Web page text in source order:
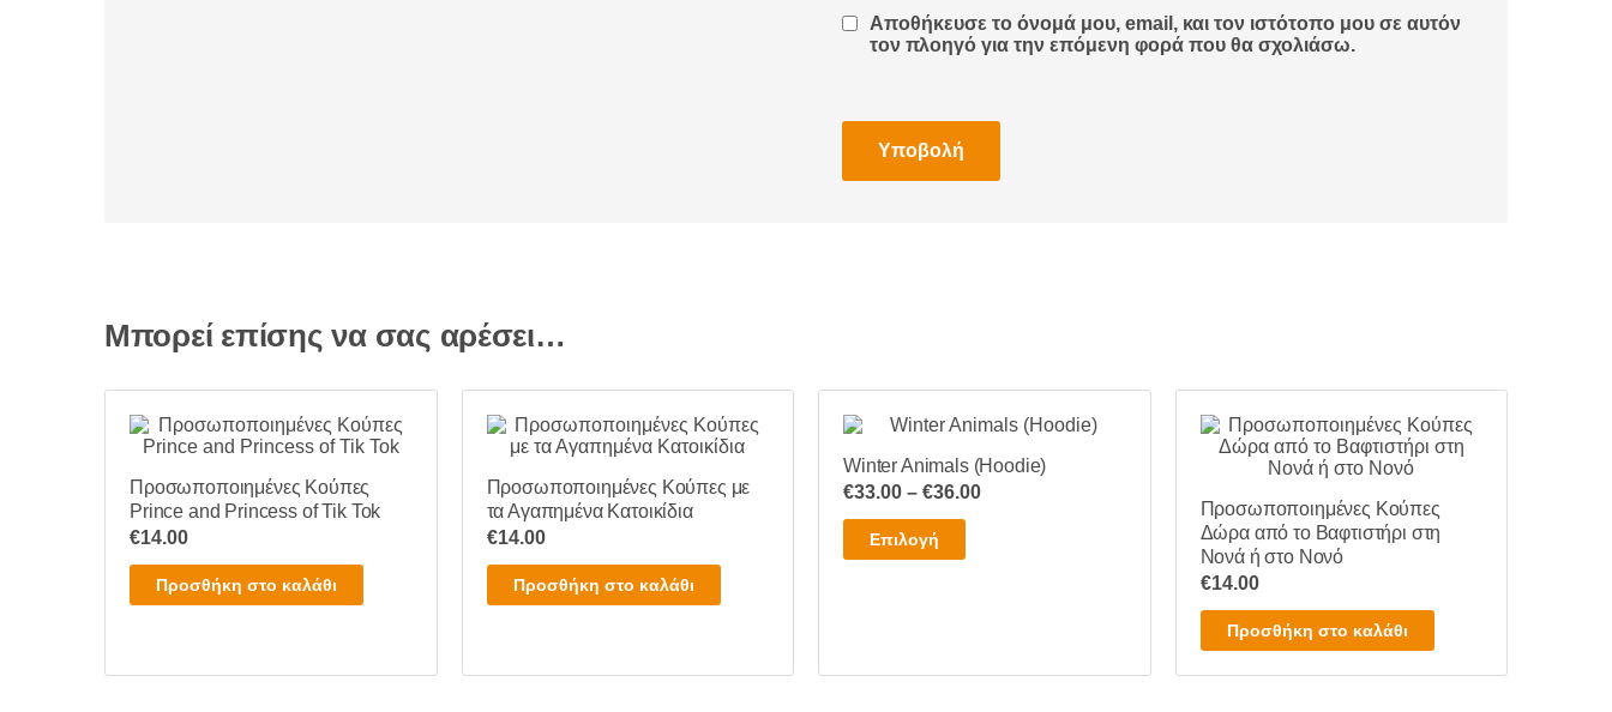
Αποθήκευσε το όνομά μου, email, και τον ιστότοπο μου σε αυτόν
τον πλοηγό για την επόμενη φορά που θα σχολιάσω.
Μπορεί επίσης να σας αρέσει…
Προσωποποιημένες Κούπες
Prince and Princess of Tik Tok
€14.00
Προσθήκη στο καλάθι
Προσωποποιημένες Κούπες με
τα Αγαπημένα Κατοικίδια
€14.00
Προσθήκη στο καλάθι
Winter Animals (Hoodie)
€33.00 – €36.00Price
Επιλογή
το
παραλλαγές.
Προσωποποιημένες Κούπες
Δώρα από το Βαφτιστήρι στη
Νονά ή στο Νονό
€14.00
Προσθήκη στο καλάθι